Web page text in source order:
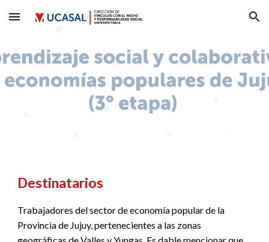
Skip to main content Skip to navigation
Destinatarios
Trabajadores del sector de economía popular de la
Provincia de Jujuy, pertenecientes a las zonas